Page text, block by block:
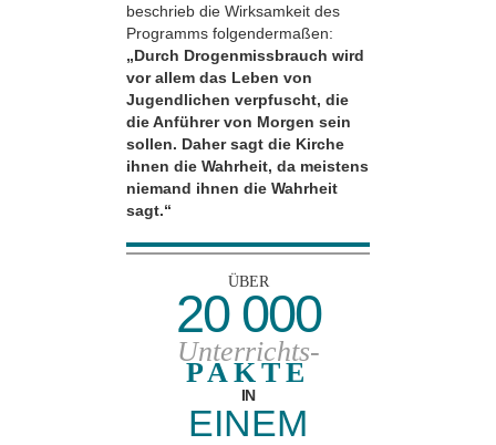
beschrieb die Wirksamkeit des
Programms folgendermaßen:
„Durch Drogenmissbrauch wird
vor allem das Leben von
Jugendlichen verpfuscht, die
die Anführer von Morgen sein
sollen. Daher sagt die Kirche
ihnen die Wahrheit, da meistens
niemand ihnen die Wahrheit
sagt.“
ÜBER
20 000
Unterrichts-
PAKTE
IN
EINEM